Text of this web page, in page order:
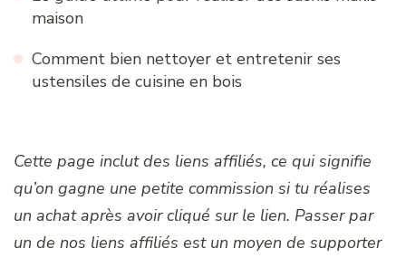
maison
Comment bien nettoyer et entretenir ses
ustensiles de cuisine en bois
Cette page inclut des liens affiliés, ce qui signifie
qu’on gagne une petite commission si tu réalises
un achat après avoir cliqué sur le lien. Passer par
un de nos liens affiliés est un moyen de supporter